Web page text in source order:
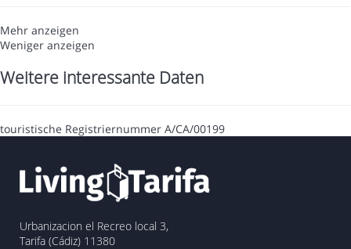
Mehr anzeigen
Weniger anzeigen
Weitere interessante Daten
touristische Registriernummer A/CA/00199
Urbanizacion el Recreo local 3,
Tarifa (Cádiz) 11380